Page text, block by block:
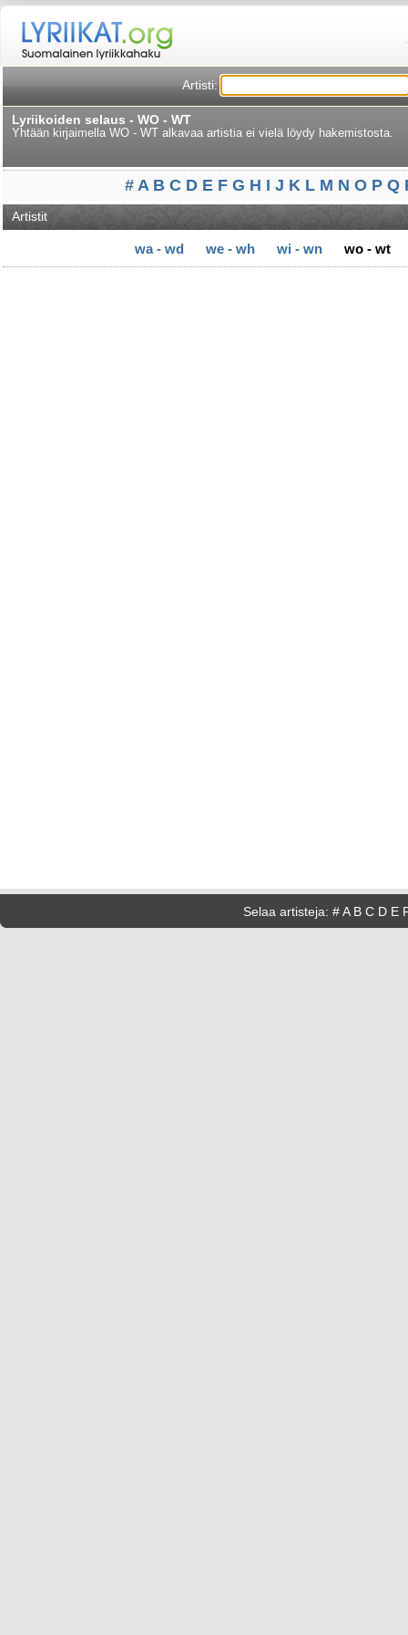
Artisti:
Lyriikoiden selaus - WO - WT
Yhtään kirjaimella WO - WT alkavaa artistia ei vielä löydy hakemistosta.
# A B C D E F G H I J K L M N O P Q
Artistit
wa - wd we - wh wi - wn wo - wt
Selaa artisteja: # A B C D E